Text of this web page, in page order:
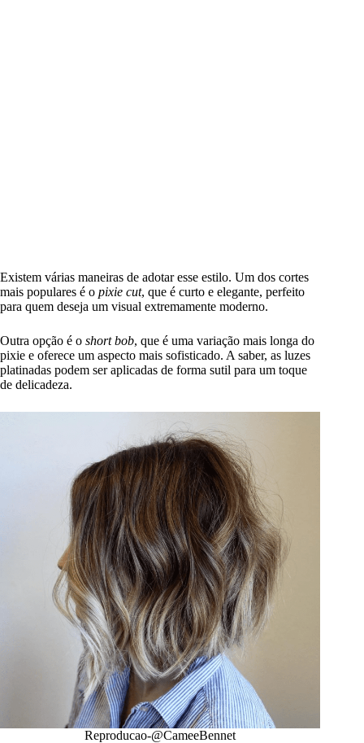
Existem várias maneiras de adotar esse estilo. Um dos cortes
mais populares é o pixie cut, que é curto e elegante, perfeito
para quem deseja um visual extremamente moderno.
Outra opção é o short bob, que é uma variação mais longa do
pixie e oferece um aspecto mais sofisticado. A saber, as luzes
platinadas podem ser aplicadas de forma sutil para um toque
de delicadeza.
Reproducao-@CameeBennet